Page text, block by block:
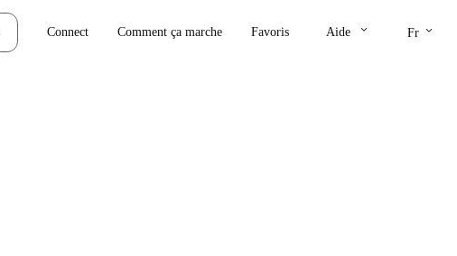
Connect Comment ça marche Favoris Aide keyboard_arrow_down Fr keyboard_arrow_down